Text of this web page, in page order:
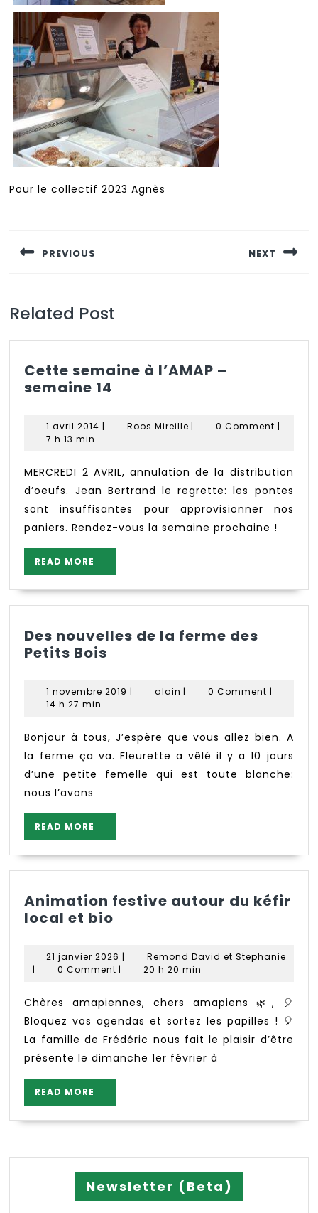
Pour le collectif 2023 Agnès
l’article
PREVIOUS NEXT
Related Post
Cette semaine à l’AMAP –
semaine 14
semaine
14
1 avril 2014 1| Roos MireilleRoos
| 0 Comment |
7 h 13 min
MERCREDI 2 AVRIL, annulation de la distribution
d’oeufs. Jean Bertrand le regrette: les pontes
sont insuffisantes pour approvisionner nos
paniers. Rendez-vous la semaine prochaine !
READ MORE
MORE
Des nouvelles de la ferme des
Petits Bois
de
des
Petits
Bois
1 novembre 2019 1| alain alain
| 0 Comment |
14 h 27 min
Bonjour à tous, J’espère que vous allez bien. A
la ferme ça va. Fleurette a vêlé il y a 10 jours
d’une petite femelle qui est toute blanche:
nous l’avons
READ MORE
MORE
Animation festive autour du kéfir
local et bio
autour
du
local
et
bio
21 janvier 2026 21
janvier
|
Remond David et Stephanie
Remond
Stephanie
| 0 Comment | 20 h 20 min
Chères amapiennes, chers amapiens 🌿, 🎈
Bloquez vos agendas et sortez les papilles ! 🎈
La famille de Frédéric nous fait le plaisir d’être
présente le dimanche 1er février à
READ MORE
MORE
Newsletter (Beta)